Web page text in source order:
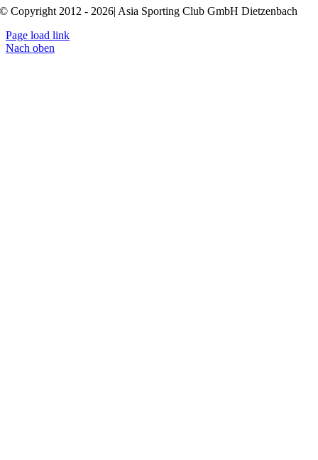
© Copyright 2012 - 2026| Asia Sporting Club GmbH Dietzenbach
Page load link
Nach oben